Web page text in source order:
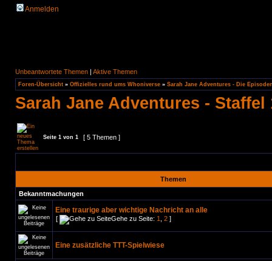
Anmelden
Unbeantwortete Themen | Aktive Themen
Foren-Übersicht » Offizielles rund ums Whoniverse » Sarah Jane Adventures - Die
Sarah Jane Adventures - Staffel
Seite 1 von 1 [ 5 Themen ]
Themen
Bekanntmachungen
Eine traurige aber wichtige Nachricht an alle
[ Gehe zu Seite: 1 2 ]
Eine zusätzliche TTT-Spielwiese